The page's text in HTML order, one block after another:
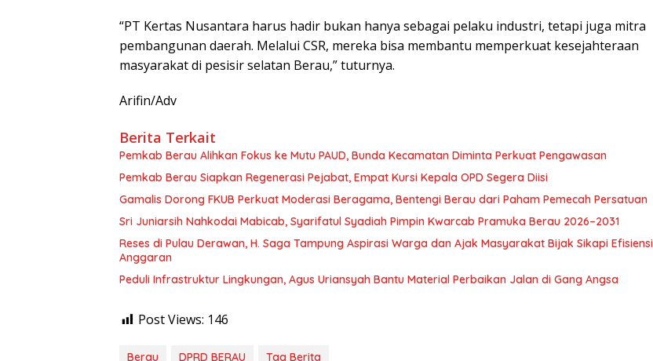
“PT Kertas Nusantara harus hadir bukan hanya sebagai pelaku industri, tetapi juga mitra
pembangunan daerah. Melalui CSR, mereka bisa membantu memperkuat kesejahteraan
masyarakat di pesisir selatan Berau,” tuturnya.
Arifin/Adv
Berita Terkait
Pemkab Berau Alihkan Fokus ke Mutu PAUD, Bunda Kecamatan Diminta Perkuat Pengawasan
Pemkab Berau Siapkan Regenerasi Pejabat, Empat Kursi Kepala OPD Segera Diisi
Gamalis Dorong FKUB Perkuat Moderasi Beragama, Bentengi Berau dari Paham Pemecah Persatuan
Sri Juniarsih Nahkodai Mabicab, Syarifatul Syadiah Pimpin Kwarcab Pramuka Berau 2026–2031
Reses di Pulau Derawan, H. Saga Tampung Aspirasi Warga dan Ajak Masyarakat Bijak Sikapi Efisiensi
Anggaran
Peduli Infrastruktur Lingkungan, Agus Uriansyah Bantu Material Perbaikan Jalan di Gang Angsa
Post Views: 146
Berau DPRD BERAU Tag Berita